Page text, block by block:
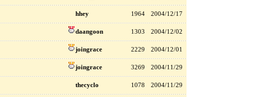
hhey 1964 2004/12/17
daangoon 1303 2004/12/02
joingrace 2229 2004/12/01
joingrace 3269 2004/11/29
thecyclo 1078 2004/11/29